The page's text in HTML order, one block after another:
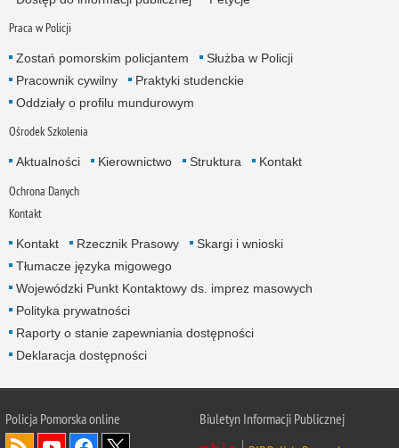
Praca w Policji
Zostań pomorskim policjantem
Służba w Policji
Pracownik cywilny
Praktyki studenckie
Oddziały o profilu mundurowym
Ośrodek Szkolenia
Aktualności Kierownictwo Struktura Kontakt
Ochrona Danych
Kontakt
Kontakt Rzecznik Prasowy
Skargi i wnioski
Tłumacze języka migowego
Wojewódzki Punkt Kontaktowy ds. imprez masowych
Polityka prywatności
Raporty o stanie zapewniania dostępności
Deklaracja dostępności
Policja Pomorska online
Biuletyn Informacji Publicznej